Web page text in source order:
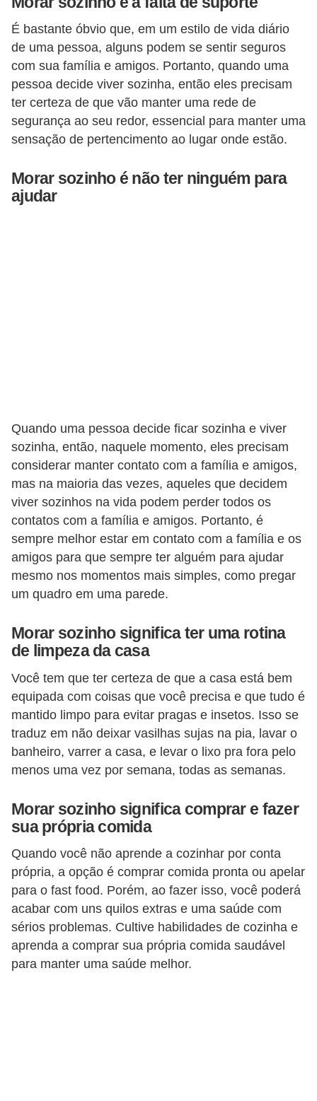
É bastante óbvio que, em um estilo de vida diário
de uma pessoa, alguns podem se sentir seguros
com sua família e amigos. Portanto, quando uma
pessoa decide viver sozinha, então eles precisam
ter certeza de que vão manter uma rede de
segurança ao seu redor, essencial para manter uma
sensação de pertencimento ao lugar onde estão.
Morar sozinho é não ter ninguém para
ajudar
Quando uma pessoa decide ficar sozinha e viver
sozinha, então, naquele momento, eles precisam
considerar manter contato com a família e amigos,
mas na maioria das vezes, aqueles que decidem
viver sozinhos na vida podem perder todos os
contatos com a família e amigos. Portanto, é
sempre melhor estar em contato com a família e os
amigos para que sempre ter alguém para ajudar
mesmo nos momentos mais simples, como pregar
um quadro em uma parede.
Morar sozinho significa ter uma rotina
de limpeza da casa
Você tem que ter certeza de que a casa está bem
equipada com coisas que você precisa e que tudo é
mantido limpo para evitar pragas e insetos. Isso se
traduz em não deixar vasilhas sujas na pia, lavar o
banheiro, varrer a casa, e levar o lixo pra fora pelo
menos uma vez por semana, todas as semanas.
Morar sozinho significa comprar e fazer
sua própria comida
Quando você não aprende a cozinhar por conta
própria, a opção é comprar comida pronta ou apelar
para o fast food. Porém, ao fazer isso, você poderá
acabar com uns quilos extras e uma saúde com
sérios problemas. Cultive habilidades de cozinha e
aprenda a comprar sua própria comida saudável
para manter uma saúde melhor.
o
m
í
n
i
s